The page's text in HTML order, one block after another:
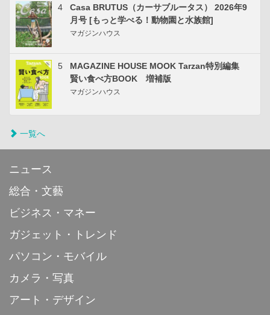
4
Casa BRUTUS（カーサブルータス） 2026年9
月号 [もっと学べる！動物園と水族館]
マガジンハウス
5
MAGAZINE HOUSE MOOK Tarzan特別編集
賢い食べ方BOOK 増補版
マガジンハウス
一覧へ
ニュース
総合・文藝
ビジネス・マネー
ガジェット・トレンド
パソコン・モバイル
カメラ・写真
アート・デザイン